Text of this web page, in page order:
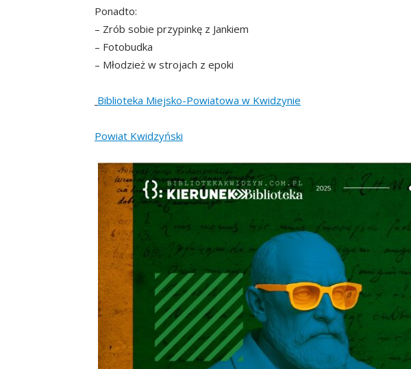
Ponadto:
– Zrób sobie przypinkę z Jankiem
– Fotobudka
– Młodzież w strojach z epoki
Biblioteka Miejsko-Powiatowa w Kwidzynie
Powiat Kwidzyński